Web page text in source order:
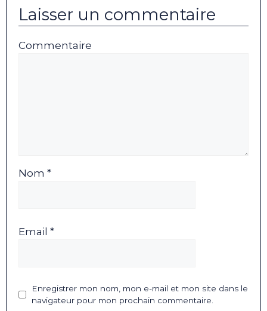
Laisser un commentaire
Commentaire
Nom *
Email *
Enregistrer mon nom, mon e-mail et mon site dans le
navigateur pour mon prochain commentaire.